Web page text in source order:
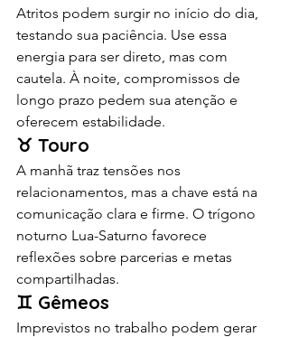
Atritos podem surgir no início do dia,
testando sua paciência. Use essa
energia para ser direto, mas com
cautela. À noite, compromissos de
longo prazo pedem sua atenção e
oferecem estabilidade.
♉ Touro
A manhã traz tensões nos
relacionamentos, mas a chave está na
comunicação clara e firme. O trígono
noturno Lua-Saturno favorece
reflexões sobre parcerias e metas
compartilhadas.
♊ Gêmeos
Imprevistos no trabalho podem gerar